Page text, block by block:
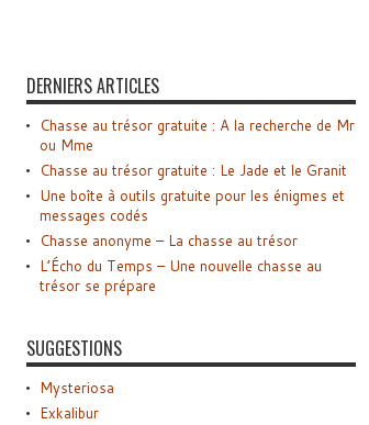
DERNIERS ARTICLES
Chasse au trésor gratuite : A la recherche de Mr
ou Mme
Chasse au trésor gratuite : Le Jade et le Granit
Une boîte à outils gratuite pour les énigmes et
messages codés
Chasse anonyme – La chasse au trésor
L’Écho du Temps – Une nouvelle chasse au
trésor se prépare
SUGGESTIONS
Mysteriosa
Exkalibur